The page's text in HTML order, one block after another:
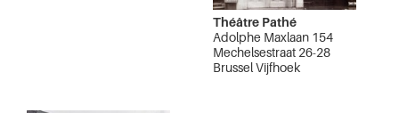
Théâtre Pathé
Adolphe Maxlaan 154
Mechelsestraat 26-28
Brussel Vijfhoek